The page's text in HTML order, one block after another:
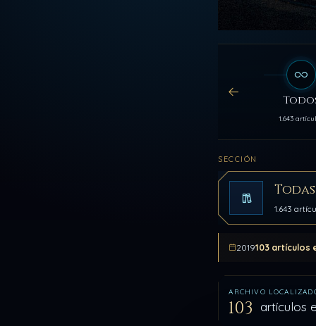
1.643
SECCIÓN
1.643
2019103 artículos
ARCHIVO
103 artículos